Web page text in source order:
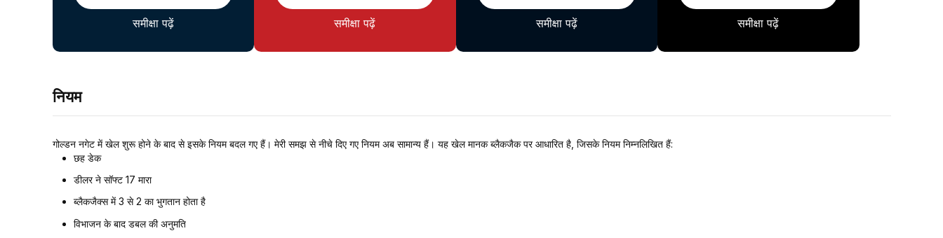
समीक्षा पढ़ें समीक्षा पढ़ें समीक्षा पढ़ें समीक्षा पढ़ें
नियम
गोल्डन नगेट में खेल शुरू होने के बाद से इसके नियम बदल गए हैं। मेरी समझ से नीचे दिए गए नियम अब सामान्य हैं। यह खेल मानक ब्लैकजैक पर आधारित है, जिसके नियम निम्नलिखित हैं:
छह डेक
डीलर ने सॉफ्ट 17 मारा
ब्लैकजैक्स में 3 से 2 का भुगतान होता है
विभाजन के बाद डबल की अनुमति